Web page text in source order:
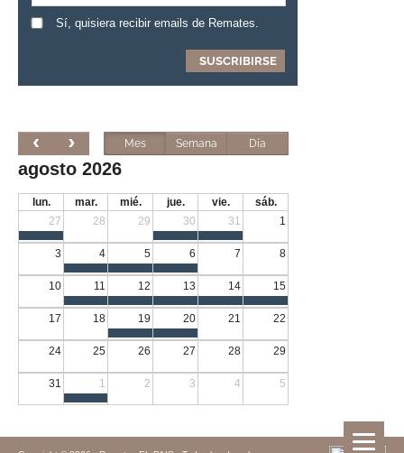
Sí, quisiera recibir emails de Remates.
Mes Semana Día
agosto 2026
lun. mar. mié. jue. vie.
sáb.
27
28 29 30 31 1
3 4 5 6 7 8
10 11 12 13 14 15
17 18 19 20 21 22
24 25 26 27 28 29
31 1 2 3 4 5